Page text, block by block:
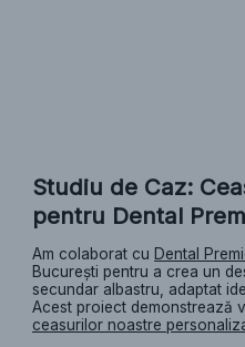
Studiu de Caz:
pentru Dental
Am colaborat cu Dental
București pentru a crea un
secundar albastru, adaptat
Acest proiect demonstrează
ceasurilor noastre